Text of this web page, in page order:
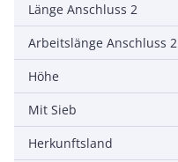
Länge Anschluss 2
Arbeitslänge Anschluss 2
Höhe
Mit Sieb
Herkunftsland